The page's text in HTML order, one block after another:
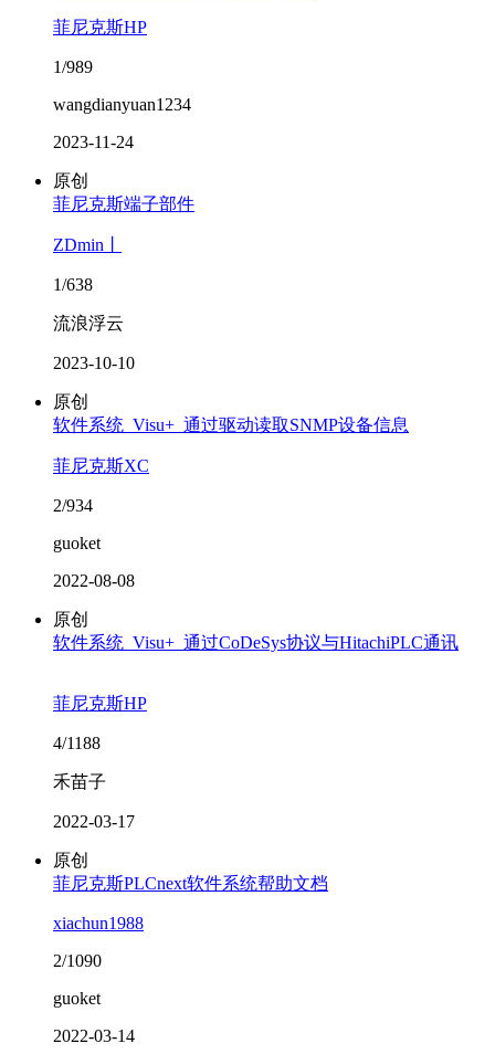
菲尼克斯HP
1/989
wangdianyuan1234
2023-11-24
原创
菲尼克斯端子部件
ZDmin丨
1/638
流浪浮云
2023-10-10
原创
软件系统_Visu+_通过驱动读取SNMP设备信息
菲尼克斯XC
2/934
guoket
2022-08-08
原创
软件系统_Visu+_通过CoDeSys协议与HitachiPLC通讯
菲尼克斯HP
4/1188
禾苗子
2022-03-17
原创
菲尼克斯PLCnext软件系统帮助文档
xiachun1988
2/1090
guoket
2022-03-14